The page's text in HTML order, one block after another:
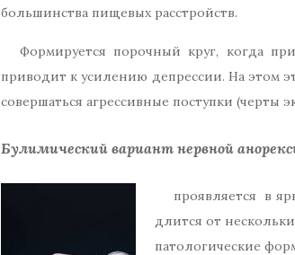
большинства пищевых расстройств.
Формируется порочный круг, когда
приводит к усилению депрессии. На этом
совершаться агрессивные поступки
Булимический вариант нервной
проявляется в
длится от
патологические